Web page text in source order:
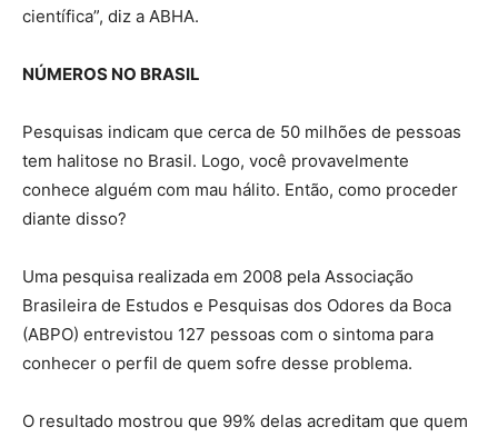
científica”, diz a ABHA.
NÚMEROS NO BRASIL
Pesquisas indicam que cerca de 50 milhões de pessoas
tem halitose no Brasil. Logo, você provavelmente
conhece alguém com mau hálito. Então, como proceder
diante disso?
Uma pesquisa realizada em 2008 pela Associação
Brasileira de Estudos e Pesquisas dos Odores da Boca
(ABPO) entrevistou 127 pessoas com o sintoma para
conhecer o perfil de quem sofre desse problema.
O resultado mostrou que 99% delas acreditam que quem